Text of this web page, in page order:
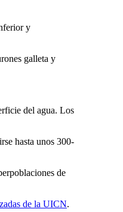
y
galleta y
del agua. Los
hasta unos 300-
de
de la UICN.